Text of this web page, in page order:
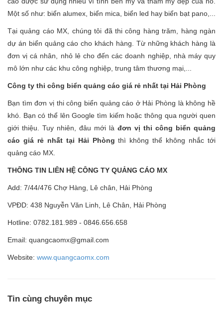
Một số như: biển alumex, biển mica, biển led hay biển bạt pano,...
Tại quảng cáo MX, chúng tôi đã thi công hàng trăm, hàng ngàn
dự án biển quảng cáo cho khách hàng. Từ những khách hàng là
đơn vị cá nhân, nhỏ lẻ cho đến các doanh nghiệp, nhà máy quy
mô lớn như các khu công nghiệp, trung tâm thương mại,...
Công ty thi công biển quảng cáo giá rẻ nhất tại Hải Phòng
Bạn tìm đơn vị thi công biển quảng cáo ở Hải Phòng là không hề
khó. Bạn có thể lên Google tìm kiếm hoặc thông qua người quen
giới thiệu. Tuy nhiên, đâu mới là đơn vị thi công biển quảng
cáo giá rẻ nhất tại Hải Phòng thì không thể không nhắc tới
quảng cáo MX.
THÔNG TIN LIÊN HỆ CÔNG TY QUẢNG CÁO MX
Add: 7/44/476 Chợ Hàng, Lê chân, Hải Phòng
VPĐD: 438 Nguyễn Văn Linh, Lê Chân, Hải Phòng
Hotline: 0782.181.989 - 0846.656.658
Email: quangcaomx@gmail.com
Website: www.quangcaomx.com
Tin cùng chuyên mục